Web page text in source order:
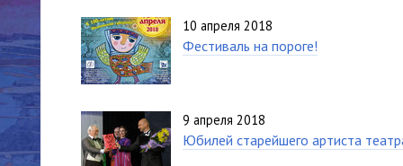
10 апреля 2018
Фестиваль на пороге!
9 апреля 2018
Юбилей старейшего артиста